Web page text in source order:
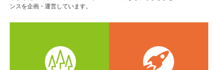
ンスを企画・運営しています。